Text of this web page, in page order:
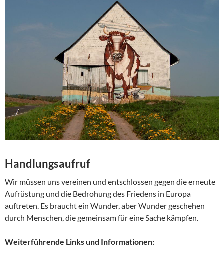
Handlungsaufruf
Wir müssen uns vereinen und entschlossen gegen die erneute
Aufrüstung und die Bedrohung des Friedens in Europa
auftreten. Es braucht ein Wunder, aber Wunder geschehen
durch Menschen, die gemeinsam für eine Sache kämpfen.
Weiterführende Links und Informationen: